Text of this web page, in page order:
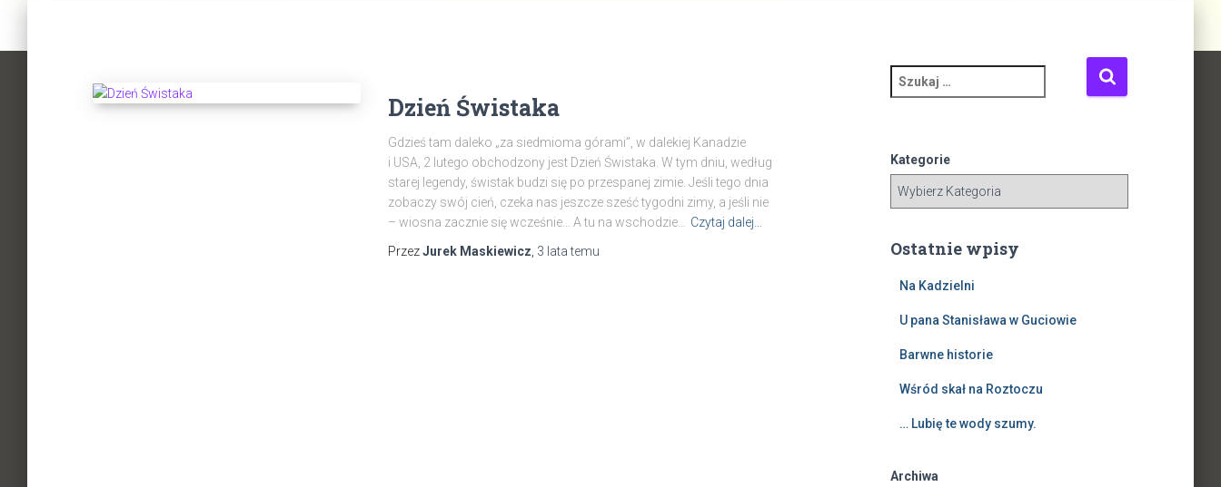
Dzień Świstaka
Gdzieś tam daleko „za siedmioma górami”, w dalekiej Kanadzie
i USA, 2 lutego obchodzony jest Dzień Świstaka. W tym dniu, według
starej legendy, świstak budzi się po przespanej zimie. Jeśli tego dnia
zobaczy swój cień, czeka nas jeszcze sześć tygodni zimy, a jeśli nie
– wiosna zacznie się wcześnie… A tu na wschodzie…
Czytaj dalej…
PrzezJurek Maskiewicz 3 latatemu
z
a
j
Kategorie
Ostatnie wpisy
Na Kadzielni
U pana Stanisława w Guciowie
Barwne historie
Wśród skał na Roztoczu
… Lubię te wody szumy.
Archiwa